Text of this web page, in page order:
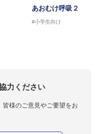
あおむけ呼吸２
#小学生向け
力ください
様のご意見やご要望をお